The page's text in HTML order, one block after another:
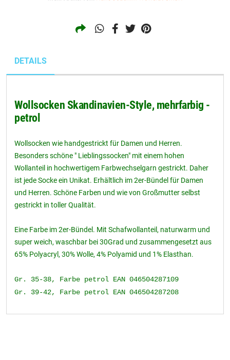
DETAILS
Wollsocken Skandinavien-Style, mehrfarbig -
petrol
Wollsocken wie handgestrickt für Damen und Herren.
Besonders schöne " Lieblingssocken" mit einem hohen
Wollanteil in hochwertigem Farbwechselgarn gestrickt. Daher
ist jede Socke ein Unikat. Erhältlich im 2er-Bündel für Damen
und Herren. Schöne Farben und wie von Großmutter selbst
gestrickt in toller Qualität.
Eine Farbe im 2er-Bündel. Mit Schafwollanteil, naturwarm und
super weich, waschbar bei 30Grad und zusammengesetzt aus
65% Polyacryl, 30% Wolle, 4% Polyamid und 1% Elasthan.
Gr. 35-38, Farbe petrol EAN 046504287109
Gr. 39-42, Farbe petrol EAN 046504287208